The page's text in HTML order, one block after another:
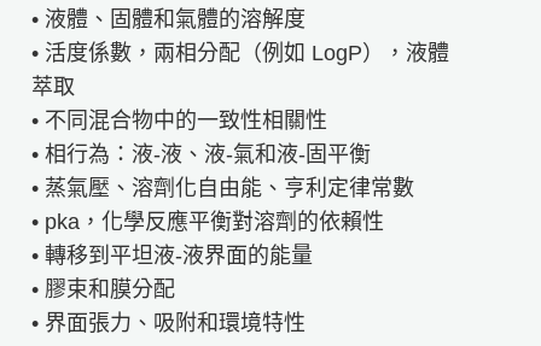
• 液體、固體和氣體的溶解度
• 活度係數，兩相分配（例如 LogP），液體
萃取
• 不同混合物中的一致性相關性
• 相行為：液-液、液-氣和液-固平衡
• 蒸氣壓、溶劑化自由能、亨利定律常數
• pka，化學反應平衡對溶劑的依賴性
• 轉移到平坦液-液界面的能量
• 膠束和膜分配
• 界面張力、吸附和環境特性